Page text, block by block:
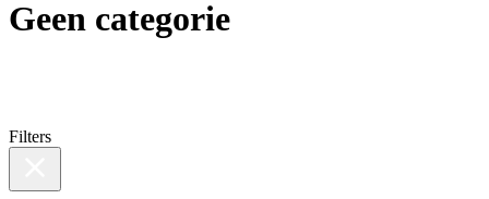
Geen categorie
Filters